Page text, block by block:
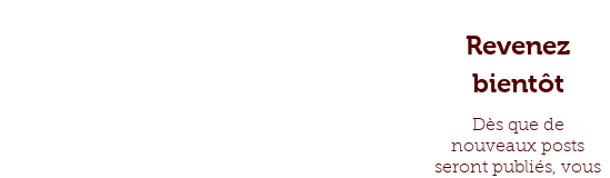
Revenez
bientôt
Dès que de
nouveaux posts
seront publiés, vous